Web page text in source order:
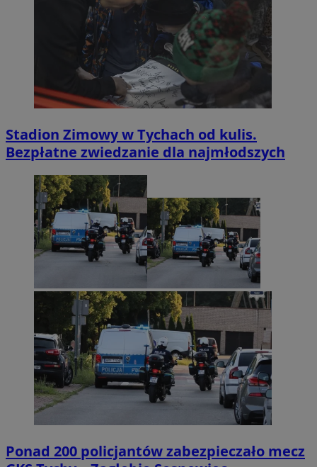
Stadion Zimowy w Tychach od kulis.
Bezpłatne zwiedzanie dla najmłodszych
Ponad 200 policjantów zabezpieczało mecz